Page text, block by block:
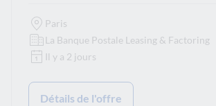
Paris
La Banque Postale Leasing & Factoring
Il y a 2 jours
Détails de l'offre